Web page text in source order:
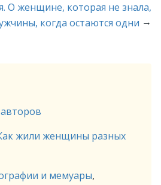
О женщине, которая не знала,
когда остаются одни →
жили женщины разных
и мемуары,